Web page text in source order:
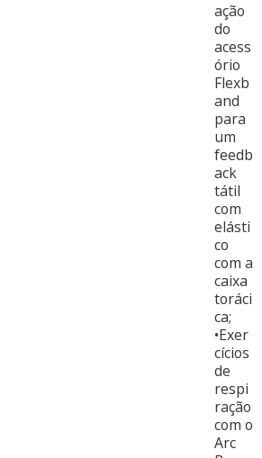
ação
do
acess
ório
Flexb
and
para
um
feedb
ack
tátil
com
elásti
co
com a
caixa
toráci
ca;
•Exer
cícios
de
respi
ração
com o
Arc